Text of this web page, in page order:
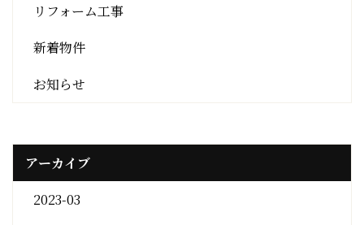
リフォーム工事
新着物件
お知らせ
アーカイブ
2023-03